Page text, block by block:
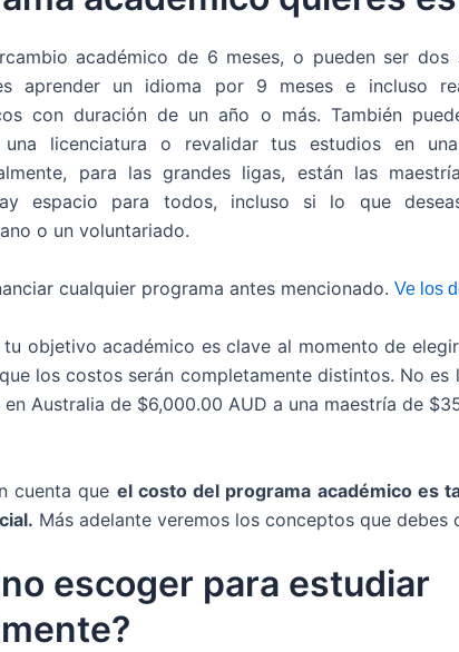
académico de 6 meses, o pueden ser dos
aprender un idioma por 9 meses e incluso
con duración de un año o más. También
licenciatura o revalidar tus estudios en
para las grandes ligas, están las
espacio para todos, incluso si lo que
o un voluntariado.
cualquier programa antes mencionado.Ve los
objetivo académico es clave al momento de
los costos serán completamente distintos. No es
Australia de $6,000.00 AUD a una maestría de
cuenta que el costo del programa académico es
Más adelante veremos los conceptos que debes
escoger para estudiar